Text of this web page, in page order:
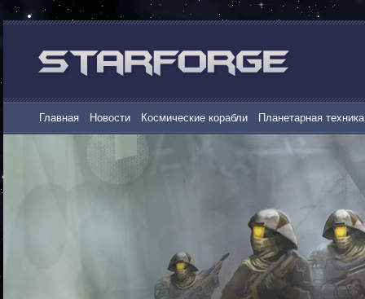
Главная Новости Космические корабли Планетарная техника